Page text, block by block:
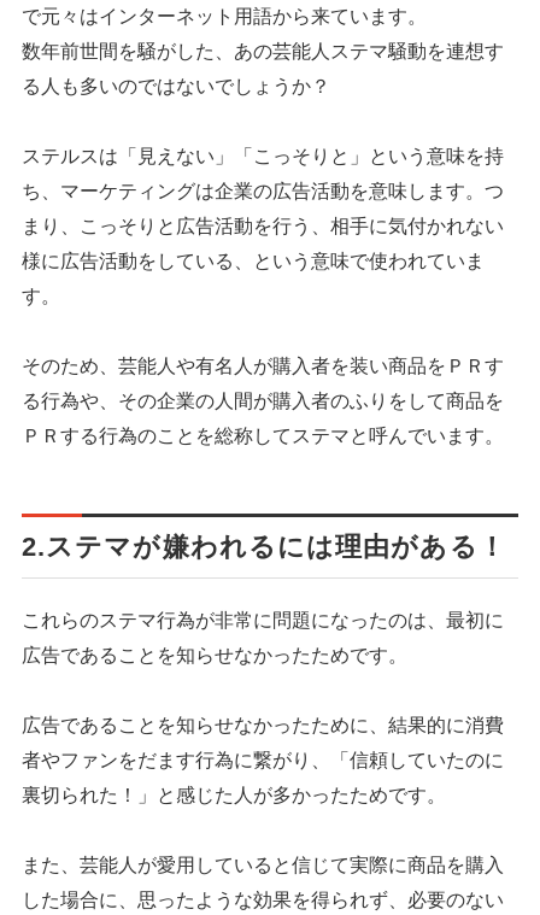
で元々はインターネット用語から来ています。
数年前世間を騒がした、あの芸能人ステマ騒動を連想す
る人も多いのではないでしょうか？
ステルスは「見えない」「こっそりと」という意味を持
ち、マーケティングは企業の広告活動を意味します。 つ
まり、こっそりと広告活動を行う、相手に気付かれない
様に広告活動をしている、という意味で使われていま
す。
そのため、芸能人や有名人が購入者を装い商品をＰＲす
る行為や、その企業の人間が購入者のふりをして商品を
ＰＲする行為のことを総称してステマと呼んでいます。
2.ステマが嫌われるには理由がある！
これらのステマ行為が非常に問題になったのは、最初に
広告であることを知らせなかったためです。
広告であることを知らせなかったために、結果的に消費
者やファンをだます行為に繋がり、「信頼していたのに
裏切られた！」と感じた人が多かったためです。
また、芸能人が愛用していると信じて実際に商品を購入
した場合に、思ったような効果を得られず、必要のない